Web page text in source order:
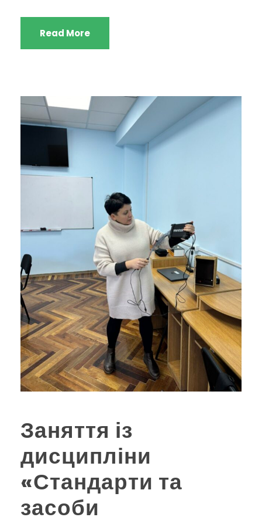
Read More
Заняття із
дисципліни
«Стандарти та
засоби